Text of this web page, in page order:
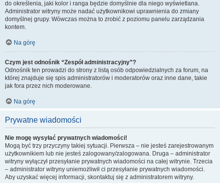
do określenia, jaki kolor i ranga będzie domyślnie dla niego wyświetlana.
Administrator witryny może nadać użytkownikowi uprawnienia do zmiany
domyślnej grupy. Wówczas można to zrobić z poziomu panelu zarządzania
kontem.
Na górę
Czym jest odnośnik “Zespół administracyjny”?
Odnośnik ten prowadzi do strony z listą osób odpowiedzialnych za forum, na
której znajduje się spis administratorów i moderatorów oraz inne dane, takie
jak fora przez nich moderowane.
Na górę
Prywatne wiadomości
Nie mogę wysyłać prywatnych wiadomości!
Mogą być trzy przyczyny takiej sytuacji. Pierwsza – nie jesteś zarejestrowanym
użytkownikiem lub nie jesteś zalogowany/zalogowana. Druga – administrator
witryny wyłączył przesyłanie prywatnych wiadomości na całej witrynie. Trzecia
– administrator witryny uniemożliwił ci przesyłanie prywatnych wiadomości.
Aby uzyskać więcej informacji, skontaktuj się z administratorem witryny.